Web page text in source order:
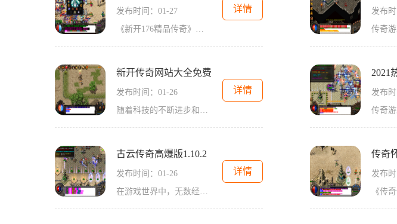
发布时间：01-27
《新开176精品传奇》是一款备受期待的在线游戏，经过精心打磨和开发，将为玩家带来极致的游戏体验。本文将介绍《新开176精品传奇》的具体玩法，希望能让玩家更好地了解这款游戏
详情 发布
新开传奇网站大全免费
发布时间：01-26
随着科技的不断进步和互联网的普及，网络游戏已成为现代人闲暇娱乐的重要方式之一。传奇游戏一直以来都备受玩家们的喜爱。传奇游戏相对于其他类型的游戏来说，更加注重团队合
详情
2021
发布
古云传奇高爆版1.10.2
发布时间：01-26
在游戏世界中，无数经典的2D传奇游戏为我们带来了无尽的快乐和冒险。作为这一系列中的杰出代表，《古云传奇高爆版1.10.2》将带领玩家进入一个充满刺激和惊喜的游戏世界。不论你是
详情
传奇
发布